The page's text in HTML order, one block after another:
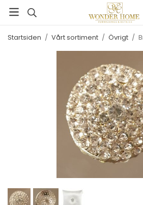
Startsiden / Vårt sortiment / Övrigt /